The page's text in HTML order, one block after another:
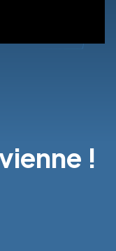
!